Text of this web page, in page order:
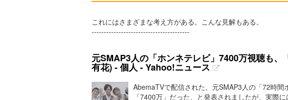
これにはさまざまな考え方がある。こんな見解もある。
----------------------------------------
元SMAP3人の「ホンネテレビ」7400万視聴も、
有花) - 個人 - Yahoo!ニュース
AbemaTVで配信された、元SMAP3人の「72時
「7400万」だった、と発表されましたが、実際